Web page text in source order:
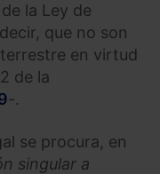
la Ley de
que no son
en virtud
de la
-.
se procura, en
singular a